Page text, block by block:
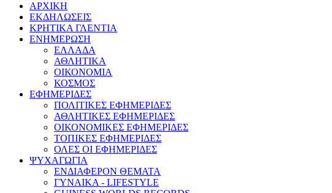
ΑΡΧΙΚΗ
ΕΚΔΗΛΩΣΕΙΣ
ΚΡΗΤΙΚΑ ΓΛΕΝΤΙΑ
ΕΝΗΜΕΡΩΣΗ
ΕΛΛΑΔΑ
ΑΘΛΗΤΙΚΑ
ΟΙΚΟΝΟΜΙΑ
ΚΟΣΜΟΣ
ΕΦΗΜΕΡΙΔΕΣ
ΠΟΛΙΤΙΚΕΣ ΕΦΗΜΕΡΙΔΕΣ
ΑΘΛΗΤΙΚΕΣ ΕΦΗΜΕΡΙΔΕΣ
ΟΙΚΟΝΟΜΙΚΕΣ ΕΦΗΜΕΡΙΔΕΣ
ΤΟΠΙΚΕΣ ΕΦΗΜΕΡΙΔΕΣ
ΟΛΕΣ ΟΙ ΕΦΗΜΕΡΙΔΕΣ
ΨΥΧΑΓΩΓΙΑ
ΕΝΔΙΑΦΕΡΟΝ ΘΕΜΑΤΑ
ΓΥΝΑΙΚΑ - LIFESTYLE